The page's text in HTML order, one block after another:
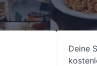
Deine